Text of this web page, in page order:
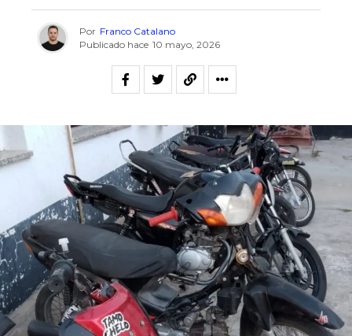
Por Franco Catalano
Publicado hace 10 mayo, 2026